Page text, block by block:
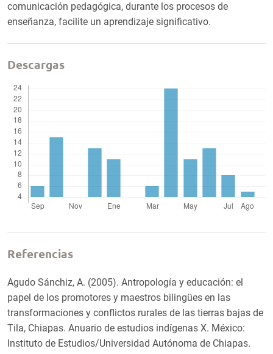
comunicación pedagógica, durante los procesos de
enseñanza, facilite un aprendizaje significativo.
Descargas
Referencias
Agudo Sánchiz, A. (2005). Antropología y educación: el
papel de los promotores y maestros bilingües en las
transformaciones y conflictos rurales de las tierras bajas de
Tila, Chiapas. Anuario de estudios indígenas X. México:
Instituto de Estudios/Universidad Autónoma de Chiapas.